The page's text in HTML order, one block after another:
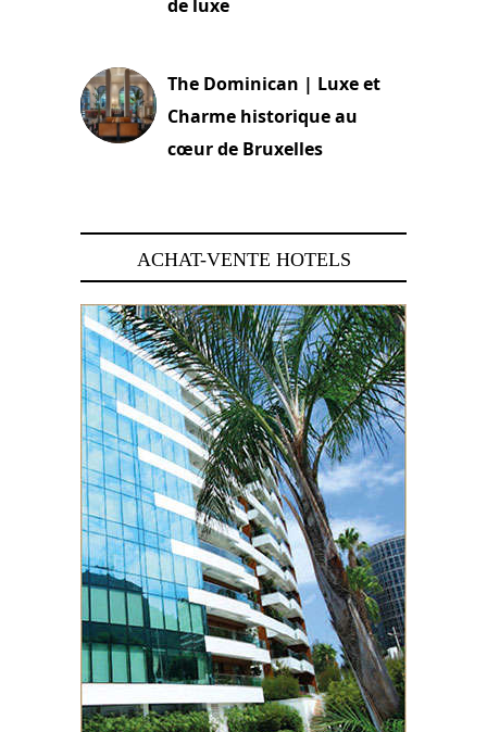
de luxe
The Dominican | Luxe et
Charme historique au
cœur de Bruxelles
ACHAT-VENTE HOTELS